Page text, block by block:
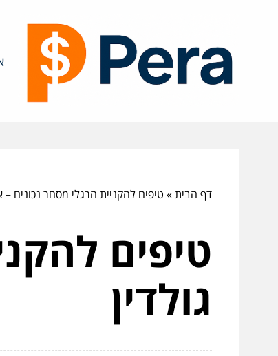
דף הבית» טיפים להקניית הרגלי מסחר נכונים –
טיפים
גולדין